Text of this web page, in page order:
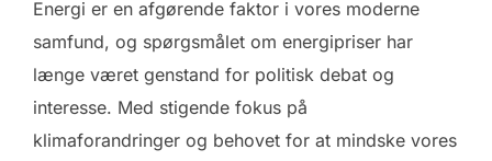
Energi er en afgørende faktor i vores moderne
samfund, og spørgsmålet om energipriser har
længe været genstand for politisk debat og
interesse. Med stigende fokus på
klimaforandringer og behovet for at mindske vores